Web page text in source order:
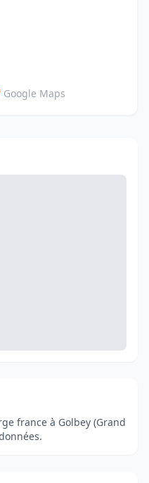
Google Maps
france à Golbey (Grand